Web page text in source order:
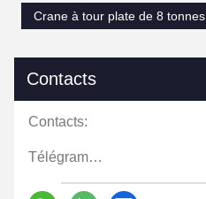
Crane à tour plate de 8 tonnes
Contacts
Contacts:
Télégramme: